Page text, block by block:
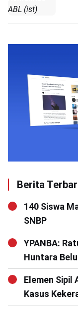
ABL (ist)
Berita
140 Siswa
SNBP
YPANBA:
Huntara
Elemen Sipil
Kasus